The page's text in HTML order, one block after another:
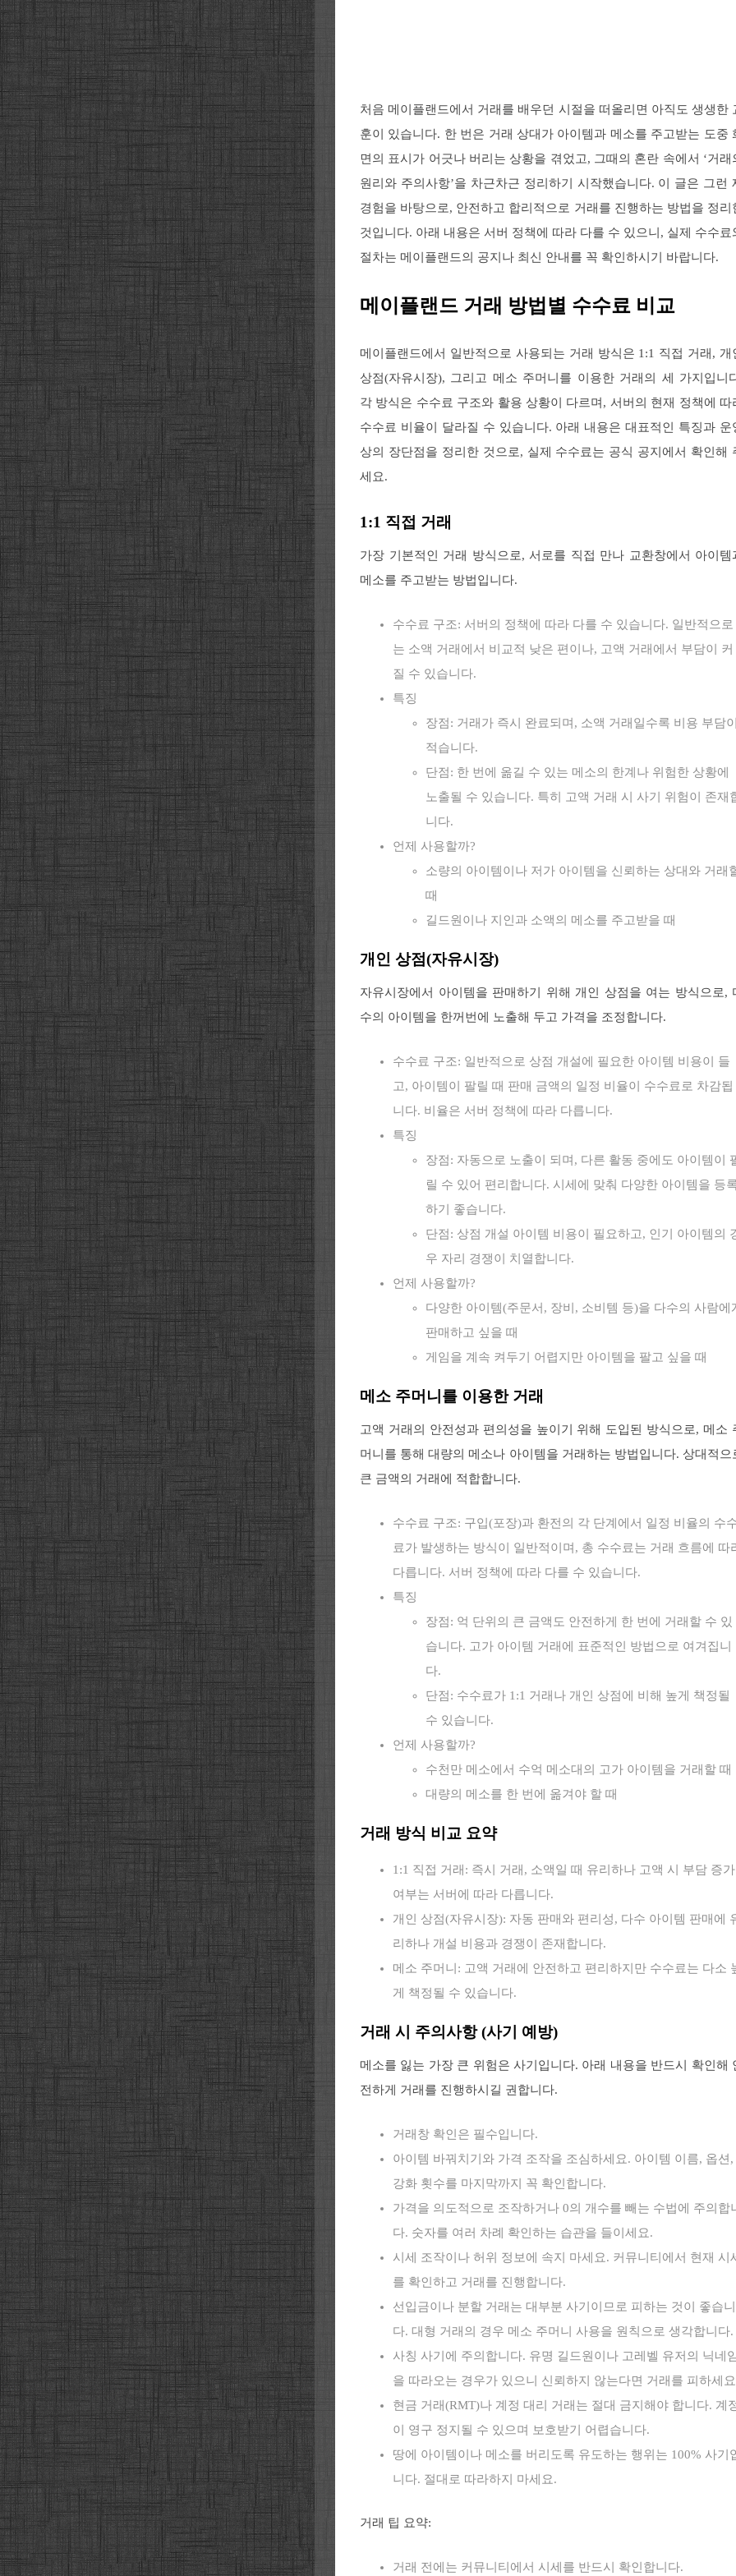
처음 메이플랜드에서 거래를 배우던 시절을 떠올리면 아직도 생생한
훈이 있습니다. 한 번은 거래 상대가 아이템과 메소를 주고받는 도중
면의 표시가 어긋나 버리는 상황을 겪었고, 그때의 혼란 속에서 ‘거래
원리와 주의사항’을 차근차근 정리하기 시작했습니다. 이 글은 그런
경험을 바탕으로, 안전하고 합리적으로 거래를 진행하는 방법을 정리
것입니다. 아래 내용은 서버 정책에 따라 다를 수 있으니, 실제 수수료
절차는 메이플랜드의 공지나 최신 안내를 꼭 확인하시기 바랍니다.
메이플랜드 거래 방법별 수수료 비교
메이플랜드에서 일반적으로 사용되는 거래 방식은 1:1 직접 거래, 개
상점(자유시장), 그리고 메소 주머니를 이용한 거래의 세 가지입니
각 방식은 수수료 구조와 활용 상황이 다르며, 서버의 현재 정책에 따
수수료 비율이 달라질 수 있습니다. 아래 내용은 대표적인 특징과 운
상의 장단점을 정리한 것으로, 실제 수수료는 공식 공지에서 확인해
세요.
1:1 직접 거래
가장 기본적인 거래 방식으로, 서로를 직접 만나 교환창에서 아이템
메소를 주고받는 방법입니다.
수수료 구조: 서버의 정책에 따라 다를 수 있습니다. 일반적으로
는 소액 거래에서 비교적 낮은 편이나, 고액 거래에서 부담이 커
질 수 있습니다.
특징
장점: 거래가 즉시 완료되며, 소액 거래일수록 비용 부담
적습니다.
단점: 한 번에 옮길 수 있는 메소의 한계나 위험한 상황에
노출될 수 있습니다. 특히 고액 거래 시 사기 위험이 존재
니다.
언제 사용할까?
소량의 아이템이나 저가 아이템을 신뢰하는 상대와 거래
때
길드원이나 지인과 소액의 메소를 주고받을 때
개인 상점(자유시장)
자유시장에서 아이템을 판매하기 위해 개인 상점을 여는 방식으로,
수의 아이템을 한꺼번에 노출해 두고 가격을 조정합니다.
수수료 구조: 일반적으로 상점 개설에 필요한 아이템 비용이 들
고, 아이템이 팔릴 때 판매 금액의 일정 비율이 수수료로 차감됩
니다. 비율은 서버 정책에 따라 다릅니다.
특징
장점: 자동으로 노출이 되며, 다른 활동 중에도 아이템이
릴 수 있어 편리합니다. 시세에 맞춰 다양한 아이템을 등
하기 좋습니다.
단점: 상점 개설 아이템 비용이 필요하고, 인기 아이템의
우 자리 경쟁이 치열합니다.
언제 사용할까?
다양한 아이템(주문서, 장비, 소비템 등)을 다수의 사람에
판매하고 싶을 때
게임을 계속 켜두기 어렵지만 아이템을 팔고 싶을 때
메소 주머니를 이용한 거래
고액 거래의 안전성과 편의성을 높이기 위해 도입된 방식으로, 메소
머니를 통해 대량의 메소나 아이템을 거래하는 방법입니다. 상대적으
큰 금액의 거래에 적합합니다.
수수료 구조: 구입(포장)과 환전의 각 단계에서 일정 비율의 수
료가 발생하는 방식이 일반적이며, 총 수수료는 거래 흐름에 따
다릅니다. 서버 정책에 따라 다를 수 있습니다.
특징
장점: 억 단위의 큰 금액도 안전하게 한 번에 거래할 수 있
습니다. 고가 아이템 거래에 표준적인 방법으로 여겨집니
다.
단점: 수수료가 1:1 거래나 개인 상점에 비해 높게 책정될
수 있습니다.
언제 사용할까?
수천만 메소에서 수억 메소대의 고가 아이템을 거래할 때
대량의 메소를 한 번에 옮겨야 할 때
거래 방식 비교 요약
1:1 직접 거래: 즉시 거래, 소액일 때 유리하나 고액 시 부담 증가
여부는 서버에 따라 다릅니다.
개인 상점(자유시장): 자동 판매와 편리성, 다수 아이템 판매에
리하나 개설 비용과 경쟁이 존재합니다.
메소 주머니: 고액 거래에 안전하고 편리하지만 수수료는 다소
게 책정될 수 있습니다.
거래 시 주의사항 (사기 예방)
메소를 잃는 가장 큰 위험은 사기입니다. 아래 내용을 반드시 확인해
전하게 거래를 진행하시길 권합니다.
거래창 확인은 필수입니다.
아이템 바꿔치기와 가격 조작을 조심하세요. 아이템 이름, 옵션,
강화 횟수를 마지막까지 꼭 확인합니다.
가격을 의도적으로 조작하거나 0의 개수를 빼는 수법에 주의합
다. 숫자를 여러 차례 확인하는 습관을 들이세요.
시세 조작이나 허위 정보에 속지 마세요. 커뮤니티에서 현재 시
를 확인하고 거래를 진행합니다.
선입금이나 분할 거래는 대부분 사기이므로 피하는 것이 좋습니
다. 대형 거래의 경우 메소 주머니 사용을 원칙으로 생각합니다.
사칭 사기에 주의합니다. 유명 길드원이나 고레벨 유저의 닉네
을 따라오는 경우가 있으니 신뢰하지 않는다면 거래를 피하세
현금 거래(RMT)나 계정 대리 거래는 절대 금지해야 합니다. 계
이 영구 정지될 수 있으며 보호받기 어렵습니다.
땅에 아이템이나 메소를 버리도록 유도하는 행위는 100% 사기
니다. 절대로 따라하지 마세요.
거래 팁 요약:
거래 전에는 커뮤니티에서 시세를 반드시 확인합니다.